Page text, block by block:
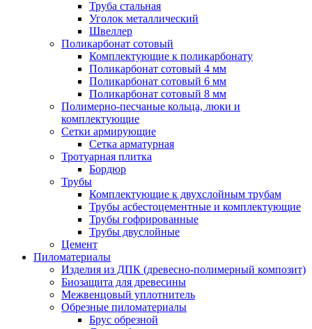
Труба стальная
Уголок металлический
Швеллер
Поликарбонат сотовый
Комплектующие к поликарбонату
Поликарбонат сотовый 4 мм
Поликарбонат сотовый 6 мм
Поликарбонат сотовый 8 мм
Полимерно-песчаные кольца, люки и
комплектующие
Сетки армирующие
Сетка арматурная
Тротуарная плитка
Бордюр
Трубы
Комплектующие к двухслойным трубам
Трубы асбестоцементные и комплектующие
Трубы гофрированные
Трубы двуслойные
Цемент
Пиломатериалы
Изделия из ДПК (древесно-полимерный композит)
Биозащита для древесины
Межвенцовый уплотнитель
Обрезные пиломатериалы
Брус обрезной